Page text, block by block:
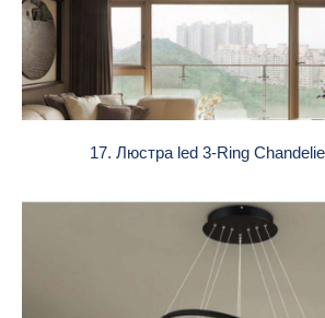
17. Люстра led 3-Ring